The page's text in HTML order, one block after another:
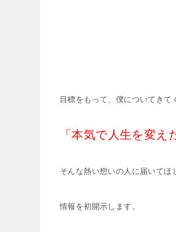
目標をもって、僕についてきて
「本気で人生を変え
そんな熱い想いの人に届いて
情報を初開示します。